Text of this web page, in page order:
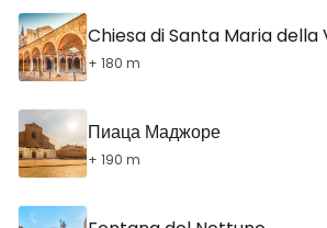
Chiesa di Santa Maria della
+ 180 m
Пиаца Маджоре
+ 190 m